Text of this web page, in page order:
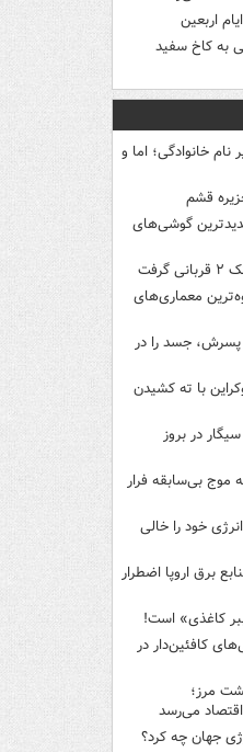
اربعین
به کاخ سفید
خانوادگی؛ اما و
قشم
گوشی‌های
معماری‌های
جسد را در
با ته کشیدن
در بروز
موج بی‌سابقه فرار
خود را خالی
برق اروپا اضطرار
کاغذی» است!
کافئین‌دار در
مرز؛
می‌رسد
جهان چه کرد؟